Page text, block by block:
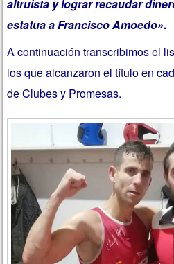
altruista y lograr recaudar
estatua a Francisco Amoedo».
A continuación transcribimos el
los que alcanzaron el título en
de Clubes y Promesas.